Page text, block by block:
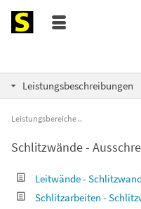
Leistungsbeschreibungen
Leistungsbereiche
Schlitzwände -
Leitwände -
Schlitzarbeiten -